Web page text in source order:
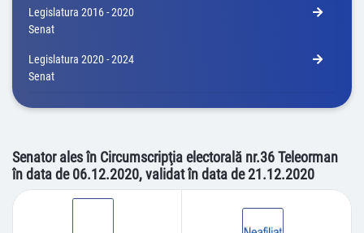
Legislatura 2016 - 2020
Senat
Legislatura 2020 - 2024
Senat
Senator ales în Circumscripţia electorală nr.36 Teleorman
în data de 06.12.2020, validat în data de 21.12.2020